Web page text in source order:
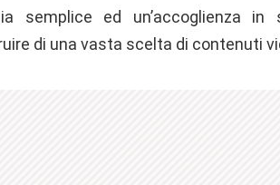
semplice ed un’accoglienza in
di una vasta scelta di contenuti